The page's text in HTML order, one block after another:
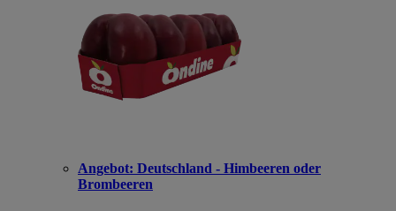
Angebot: Deutschland - Himbeeren oder
Brombeeren